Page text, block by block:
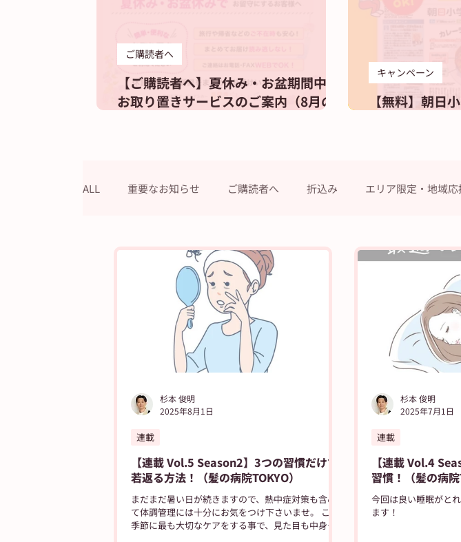
【ご購読者へ】夏休み・お盆期間中の
お取り置きサービスのご案内（8月の
ご購読者へ
【無料】朝日
キャンペーン
ALL 重要なお知らせ ご購読者へ 折込み エリア限定・地域応
自由が丘ペット特集 ASA自由が丘のブログ
【連載 Vol.5 Season2】3つの習慣だけで
若返る方法！（髪の病院TOKYO）
まだまだ暑い日が続きますので、熱中症対策も含め
て体調管理には十分にお気をつけ下さいませ。 この
季節に最も大切なケアをする事で、見た目も中身も
連載
杉本 俊明
2025年8月1日
【連載 Vol.4
習慣！（髪の病院
今回は良い睡眠がと
ます！
連載
杉本 俊明
2025年7月1日